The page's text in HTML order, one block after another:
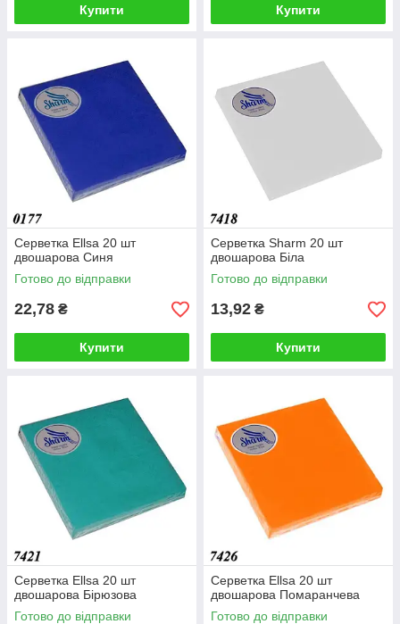
Купити Купити
Серветка Ellsa 20 шт
двошарова Синя
Готово до відправки
22,78 ₴
Купити
Серветка Sharm 20 шт
двошарова Біла
Готово до відправки
13,92 ₴
Купити
Серветка Ellsa 20 шт
двошарова Бірюзова
Готово до відправки
Серветка Ellsa 20 шт
двошарова Помаранчева
Готово до відправки